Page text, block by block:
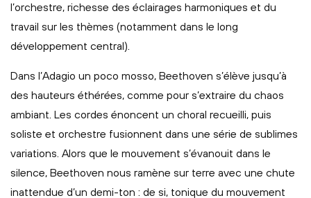
l’orchestre, richesse des éclairages harmoniques et du
travail sur les thèmes (notamment dans le long
développement central).
Dans l’Adagio un poco mosso, Beethoven s’élève jusqu’à
des hauteurs éthérées, comme pour s’extraire du chaos
ambiant. Les cordes énoncent un choral recueilli, puis
soliste et orchestre fusionnent dans une série de sublimes
variations. Alors que le mouvement s’évanouit dans le
silence, Beethoven nous ramène sur terre avec une chute
inattendue d’un demi-ton : de si, tonique du mouvement